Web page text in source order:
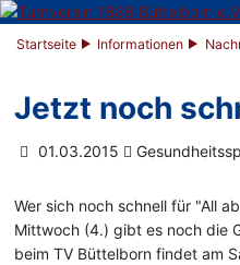
Startseite Informationen
Jetzt noch
01.03.2015
Wer sich noch schnell für "All
Mittwoch (4.) gibt es noch die
beim TV Büttelborn findet am